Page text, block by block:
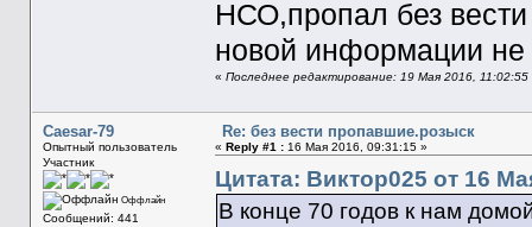
НСО,пропал без
новой информации не
« Последнее редактирование: 19 Мая 2016,
Caesar-79
Опытный пользователь
Участник
Оффлайн
Сообщений: 441
Re: без вести пропавшие.розыск
« Reply #1 :16 Мая 2016, 09:31:15 »
Цитата: Виктор025 от 16
В конце 70 годов к нам